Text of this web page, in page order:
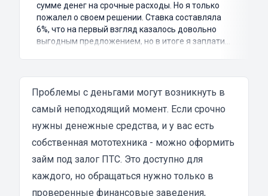
сумме денег на срочные расходы. Но я только
пожалел о своем решении. Ставка составляла
6%, что на первый взгляд казалось довольно
выгодным предложением, но в итоге я заплатил
затянутым и занял много времени и усилий.
Никакого профессионализма и
Разочарование и раздражение - это все, что я
испытал в результате этого кредита...
Проблемы с деньгами могут возникнуть в
самый неподходящий момент. Если срочно
нужны денежные средства, и у вас есть
собственная мототехника - можно оформить
займ под залог ПТС. Это доступно для
каждого, но обращаться нужно только в
проверенные финансовые заведения,